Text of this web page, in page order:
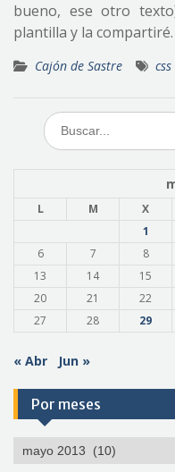
bueno, ese otro
plantilla y la
Cajón de Sastre css
Buscar:
L M X
1
6
7 8
13
14 15
20
21 22
27
28 29
« Abr Jun »
Por meses
Por